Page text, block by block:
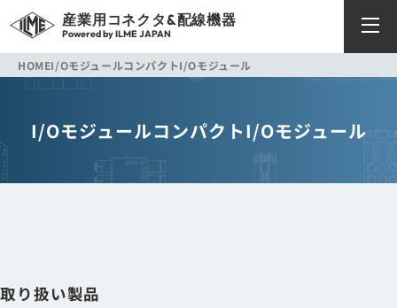
産業用コネクタ&配線機器
Powered by ILME JAPAN
HOMEI/OモジュールコンパクトI/Oモジュール
I/OモジュールコンパクトI/Oモジュール
取り扱い製品